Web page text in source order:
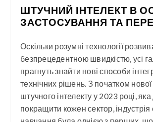
ШТУЧНИЙ ІНТЕЛЕКТ В
ЗАСТОСУВАННЯ ТА
Оскільки розумні технології
безпрецедентною швидкістю, усі
прагнуть знайти нові способи
технічних рішень. З початком
штучного інтелекту у 2023 році,
покращити кожен сектор,